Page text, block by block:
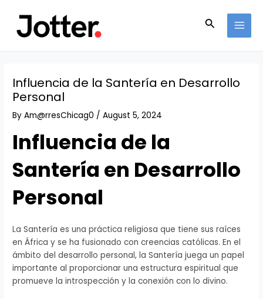
content
Search
Influencia de la Santería en Desarrollo
Personal
ByAm@rresChicag0 /August 5, 2024
Influencia de la
Santería en Desarrollo
Personal
La Santería es una práctica religiosa que tiene sus raíces
en África y se ha fusionado con creencias católicas. En el
ámbito del desarrollo personal, la Santería juega un papel
importante al proporcionar una estructura espiritual que
promueve la introspección y la conexión con lo divino.
navigation